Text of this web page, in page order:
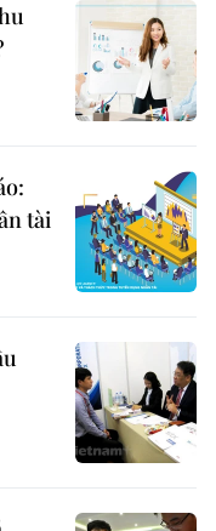
tài